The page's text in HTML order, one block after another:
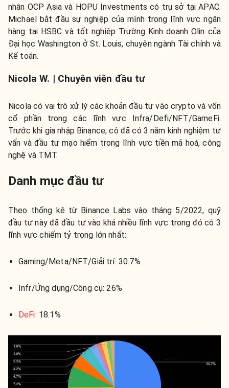
nhân OCP Asia và HOPU Investments có trụ sở tại APAC.
Michael bắt đầu sự nghiệp của mình trong lĩnh vực ngân
hàng tại HSBC và tốt nghiệp Trường Kinh doanh Olin của
Đại học Washington ở St. Louis, chuyên ngành Tài chính và
Kế toán.
Nicola W. | Chuyên viên đầu tư
Nicola có vai trò xử lý các khoản đầu tư vào crypto và vốn
cổ phần trong các lĩnh vực Infra/Defi/NFT/GameFi.
Trước khi gia nhập Binance, cô đã có 3 năm kinh nghiệm tư
vấn và đầu tư mạo hiểm trong lĩnh vực tiền mã hoá, công
nghệ và TMT.
Danh mục đầu tư
Theo thống kê từ Binance Labs vào tháng 5/2022, quỹ
đầu tư này đã đầu tư vào khá nhiều lĩnh vực trong đó có 3
lĩnh vực chiếm tỷ trọng lớn nhất:
Gaming/Meta/NFT/Giải trí: 30.7%
Infr/Ứng dụng/Công cụ: 26%
DeFi: 18.1%